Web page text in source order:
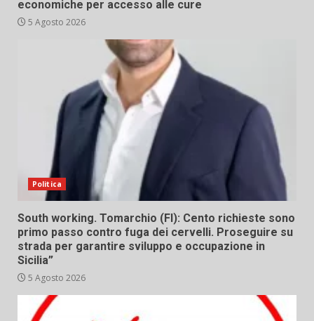
economiche per accesso alle cure
5 Agosto 2026
Politica
South working. Tomarchio (FI): Cento richieste sono
primo passo contro fuga dei cervelli. Proseguire su
strada per garantire sviluppo e occupazione in
Sicilia”
5 Agosto 2026